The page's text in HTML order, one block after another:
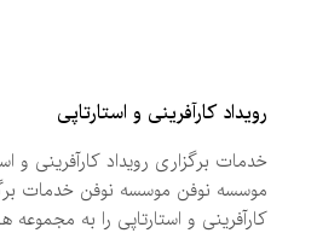
رویداد کارآفرینی و استارتاپی
خدمات برگزاری رویداد کارآفرینی و
موسسه نوفن موسسه نوفن خدمات
کارآفرینی و استارتاپی را به